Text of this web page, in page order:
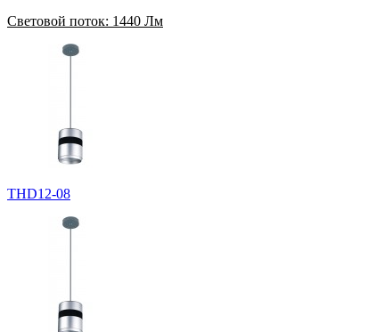
Световой поток: 1440 Лм
THD12-08